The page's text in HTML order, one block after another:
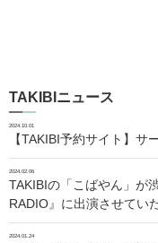
TAKIBIニュース
2024.10.01
【TAKIBI予約サイト】サ
2024.02.06
TAKIBIの「こばやん」が
RADIO』に出演させてい
2024.01.24